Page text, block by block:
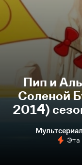
Пип и
Соленой
2014)
Эта